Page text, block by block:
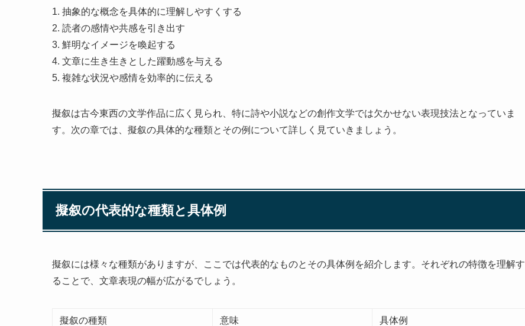
1. 抽象的な概念を具体的に理解しやすくする
2. 読者の感情や共感を引き出す
3. 鮮明なイメージを喚起する
4. 文章に生き生きとした躍動感を与える
5. 複雑な状況や感情を効率的に伝える
擬叙は古今東西の文学作品に広く見られ、特に詩や小説などの創作文学では欠かせない表現技法となっていま
す。次の章では、擬叙の具体的な種類とその例について詳しく見ていきましょう。
擬叙の代表的な種類と具体例
擬叙には様々な種類がありますが、ここでは代表的なものとその具体例を紹介します。それぞれの特徴を理解す
ることで、文章表現の幅が広がるでしょう。
擬叙の種類 意味 具体例